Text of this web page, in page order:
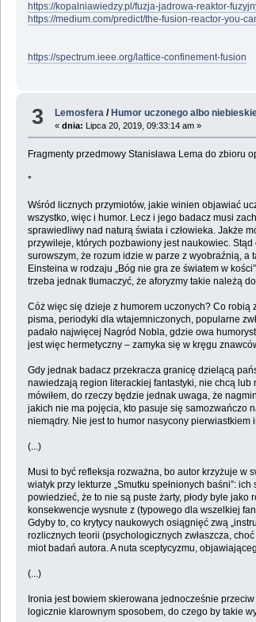
https://kopalniawiedzy.pl/fuzja-jadrowa-reaktor-
https://medium.com/predict/the-fusion-reactor-you-
https://spectrum.ieee.org/lattice-confinement-fusion
3 Lemosfera /Humor uczonego albo
«dnia: Lipca 20, 2019, 09:33:14 am »
Fragmenty przedmowy Stanisława Lema do zbioru
*
Wśród licznych przymiotów, jakie winien objawiać
wszystko, więc i humor. Lecz i jego badacz musi
sprawiedliwy nad naturą świata i człowieka. Jakże
przywileje, których pozbawiony jest naukowiec.
surowszym, że rozum idzie w parze z wyobraźnią,
Einsteina w rodzaju „Bóg nie gra ze światem w
trzeba jednak tłumaczyć, że aforyzmy takie należą
Cóż więc się dzieje z humorem uczonych? Co robią
pisma, periodyki dla wtajemniczonych, popularne
padało najwięcej Nagród Nobla, gdzie owa
jest więc hermetyczny – zamyka się w kręgu
Gdy jednak badacz przekracza granicę dzielącą
nawiedzają region literackiej fantastyki, nie chcą
mówiłem, do rzeczy będzie jednak uwaga, że
jakich nie ma pojęcia, kto pasuje się samozwańczo
niemądry. Nie jest to humor nasycony pierwiastkiem
(...)
Musi to być refleksja rozważna, bo autor krzyżuje w
wiatyk przy lekturze „Smutku spełnionych baśni”:
powiedzieć, że to nie są puste żarty, płody byle
konsekwencje wysnute z (typowego dla wszelkiej
Gdyby to, co krytycy naukowych osiągnięć zwą
rozlicznych teorii (psychologicznych zwłaszcza,
miot badań autora. A nuta sceptycyzmu,
(...)
Ironia jest bowiem skierowana jednocześnie
logicznie klarownym sposobem, do czego by takie